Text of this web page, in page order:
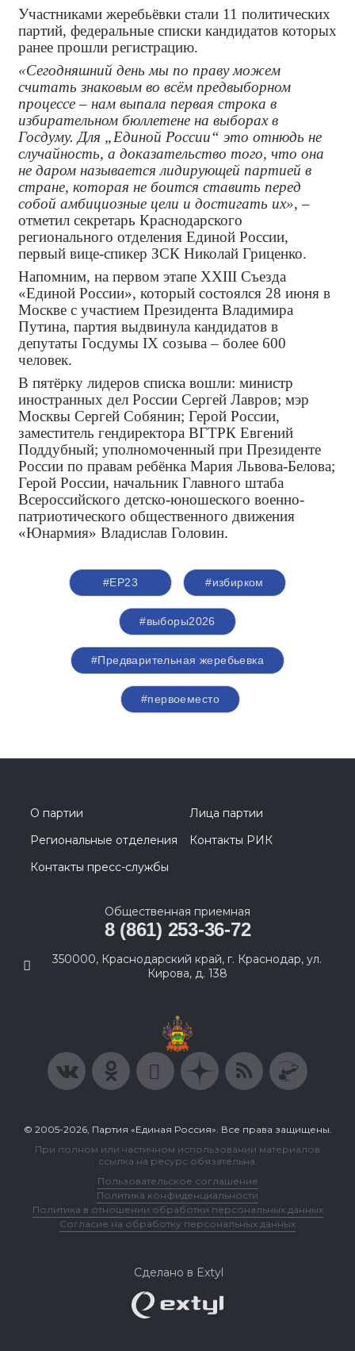
Участниками жеребьёвки стали 11 политических
партий, федеральные списки кандидатов которых
ранее прошли регистрацию.
«Сегодняшний день мы по праву можем
считать знаковым во всём предвыборном
процессе – нам выпала первая строка в
избирательном бюллетене на выборах в
Госдуму. Для „Единой России“ это отнюдь не
случайность, а доказательство того, что она
не даром называется лидирующей партией в
стране, которая не боится ставить перед
собой амбициозные цели и достигать их», –
отметил секретарь Краснодарского
регионального отделения Единой России,
первый вице-спикер ЗСК Николай Гриценко.
Напомним, на первом этапе XXIII Съезда
«Единой России», который состоялся 28 июня в
Москве с участием Президента Владимира
Путина, партия выдвинула кандидатов в
депутаты Госдумы IX созыва – более 600
человек.
В пятёрку лидеров списка вошли: министр
иностранных дел России Сергей Лавров; мэр
Москвы Сергей Собянин; Герой России,
заместитель гендиректора ВГТРК Евгений
Поддубный; уполномоченный при Президенте
России по правам ребёнка Мария Львова-Белова;
Герой России, начальник Главного штаба
Всероссийского детско-юношеского военно-
патриотического общественного движения
«Юнармия» Владислав Головин.
#ЕР23 #избирком
#выборы2026
#Предварительная жеребьевка
#первоеместо
О партии
Лица партии
Региональные отделения
Контакты РИК
Контакты пресс-службы
Общественная приемная
8 (861) 253-36-72
350000, Краснодарский край, г. Краснодар, ул.
Кирова, д. 138
© 2005-2026, Партия «Единая Россия». Все права защищены.
При полном или частичном использовании материалов
ссылка на ресурс обязательна.
Пользовательское соглашение
Политика конфиденциальности
Политика в отношении обработки персональных данных
Согласие на обработку персональных данных
Сделано в Extyl